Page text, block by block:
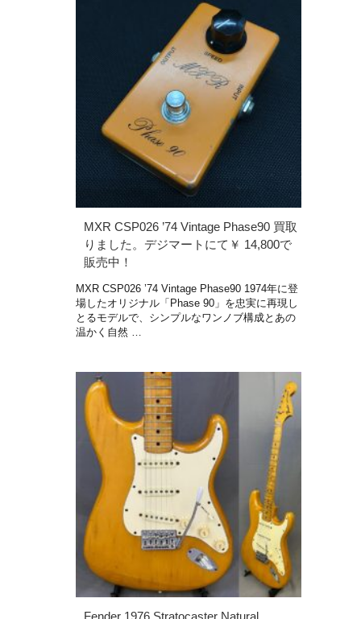
MXR CSP026 ’74 Vintage Phase90 買取
りました。デジマートにて￥ 14,800で
販売中！
MXR CSP026 ’74 Vintage Phase90 1974年に登
場したオリジナル「Phase 90」を忠実に再現し
とるモデルで、シンプルなワンノブ構成とあの
温かく自然 …
Fender 1976 Stratocaster Natural